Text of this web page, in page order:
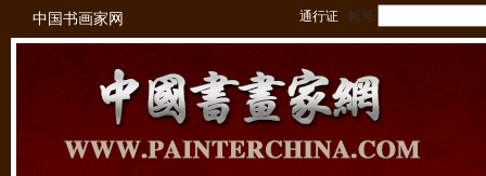
中国书画家网 通行证 帐号